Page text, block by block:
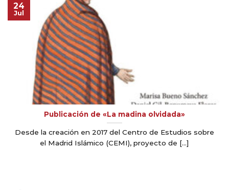
Publicación de «La madina olvidada»
Desde la creación en 2017 del Centro de Estudios sobre
el Madrid Islámico (CEMI), proyecto de [...]
24
Jul